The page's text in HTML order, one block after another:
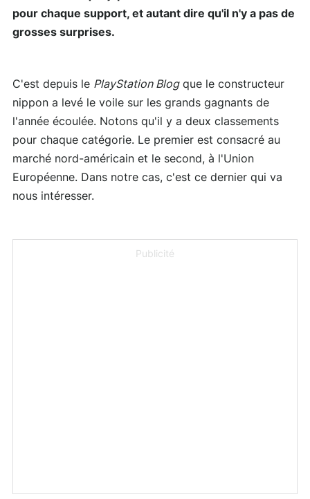
pour chaque support, et autant dire qu'il n'y a pas de
grosses surprises.
C'est depuis le PlayStation Blogque le constructeur
nippon a levé le voile sur les grands gagnants de
l'année écoulée. Notons qu'il y a deux classements
pour chaque catégorie. Le premier est consacré au
marché nord-américain et le second, à l'Union
Européenne. Dans notre cas, c'est ce dernier qui va
nous intéresser.
Publicité